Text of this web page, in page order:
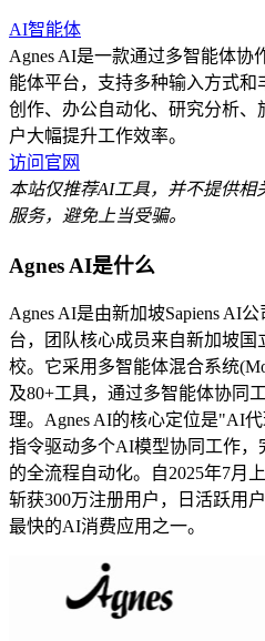
AI智能体
Agnes AI是一款通过多智能体
能体平台，支持多种输入方式
创作、办公自动化、研究分析、
户大幅提升工作效率。
访问官网
本站仅推荐AI工具，并不提供
服务，避免上当受骗。
Agnes AI是什么
Agnes AI是由新加坡Sapiens AI
台，团队核心成员来自新加坡
校。它采用多智能体混合系统
及80+工具，通过多智能体协同
理。Agnes AI的核心定位是"AI
指令驱动多个AI模型协同工作
的全流程自动化。自2025年7月
斩获300万注册用户，日活跃用
最快的AI消费应用之一。